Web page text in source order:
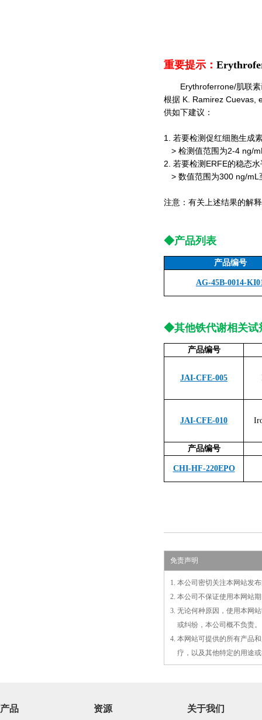
重要提示：
Erythroferrone/肌联
根据 K. Ramirez Cuevas,
供如下建议：
1. 若要检测促红细胞生成
> 检测值范围为2-4 ng/
2. 若要检测ERFE的稳态
> 数值范围为300 ng/mL
注意：有关上述结果的解
◆产品列表
产品编号
AG-45B-0014-
◆其他铁代谢相关试
产品编号
JAI-CFE-005
JAI-CFE-010
产品编号
CHI-HF-220EPO
免责声明
1. 本公司密切关注本网站发
2. 本公司不保证使用本网站
3. 无论何种原因，使用本网
或纠纷，本公司概不负责。
4. 本网站可提供的所有产品
疗，以及其他特定的用途
产品 资源 关于我们